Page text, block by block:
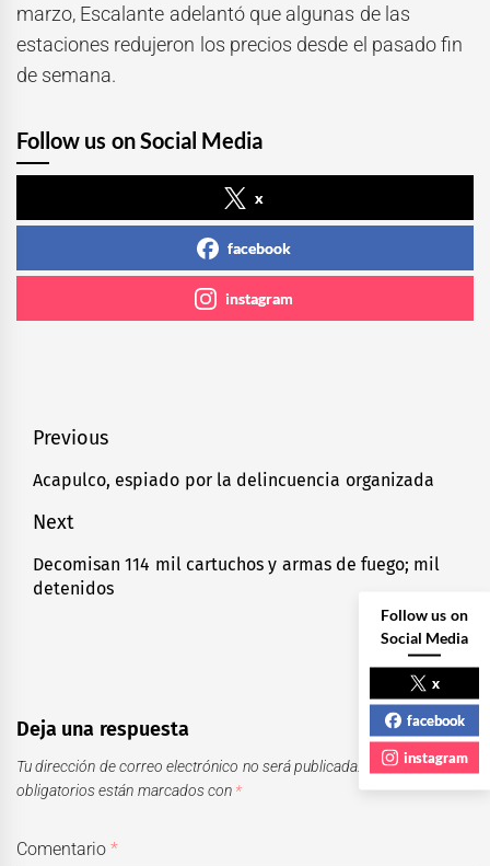
marzo, Escalante adelantó que algunas de las
estaciones redujeron los precios desde el pasado fin
de semana.
Follow us on Social Media
x
facebook
instagram
Navegación
de
entradas
Previous
Previous
Acapulco, espiado por la delincuencia organizada
Next
Next
post:
Decomisan 114 mil cartuchos y armas de fuego; mil
detenidos
Deja una respuesta
Tu dirección de correo electrónico no será publicada.
Los campos
obligatorios están marcados con *
Comentario*
Follow us on
Social Media
x
facebook
instagram